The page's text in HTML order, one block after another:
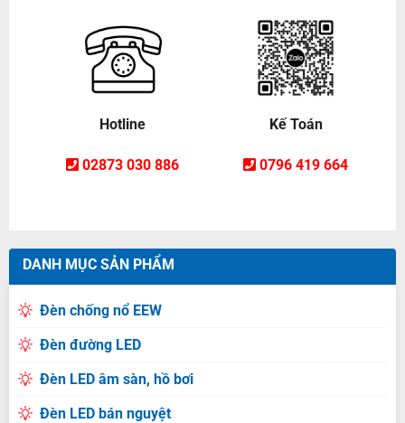
Hotline
02873 030 886
Kế Toán
0796 419 664
DANH MỤC SẢN PHẨM
Đèn chống nổ EEW
Đèn đường LED
Đèn LED âm sàn, hồ bơi
Đèn LED bán nguyệt